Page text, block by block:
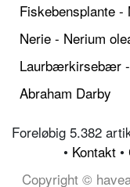
Fiskebensplante -
Nerie - Nerium
Laurbærkirsebær
Abraham Darby
Foreløbig 5.382
• Kontakt •
Copyright ©